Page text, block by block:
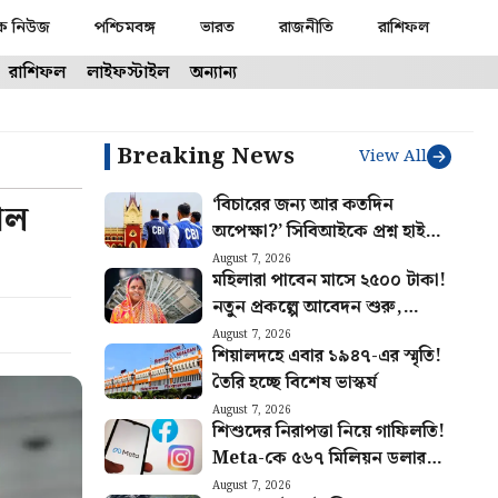
নিউজ পশ্চিমবঙ্গ ভারত রাজনীতি রাশিফল
রাশিফল লাইফস্টাইল অন্যান্য
Breaking News View All
‘বিচারের জন্য আর কতদিন
অপেক্ষা?’ সিবিআইকে প্রশ্ন হাই
কোর্টের, কোন মামলায়?
August 7, 2026
মহিলারা পাবেন মাসে ২৫০০ টাকা!
নতুন প্রকল্পে আবেদন শুরু,
যোগ্যতা জানুন
August 7, 2026
শিয়ালদহে এবার ১৯৪৭-এর স্মৃতি!
তৈরি হচ্ছে বিশেষ ভাস্কর্য
August 7, 2026
শিশুদের নিরাপত্তা নিয়ে গাফিলতি!
Meta-কে ৫৬৭ মিলিয়ন ডলার
জরিমানার নির্দেশ মার্কিন
August 7, 2026